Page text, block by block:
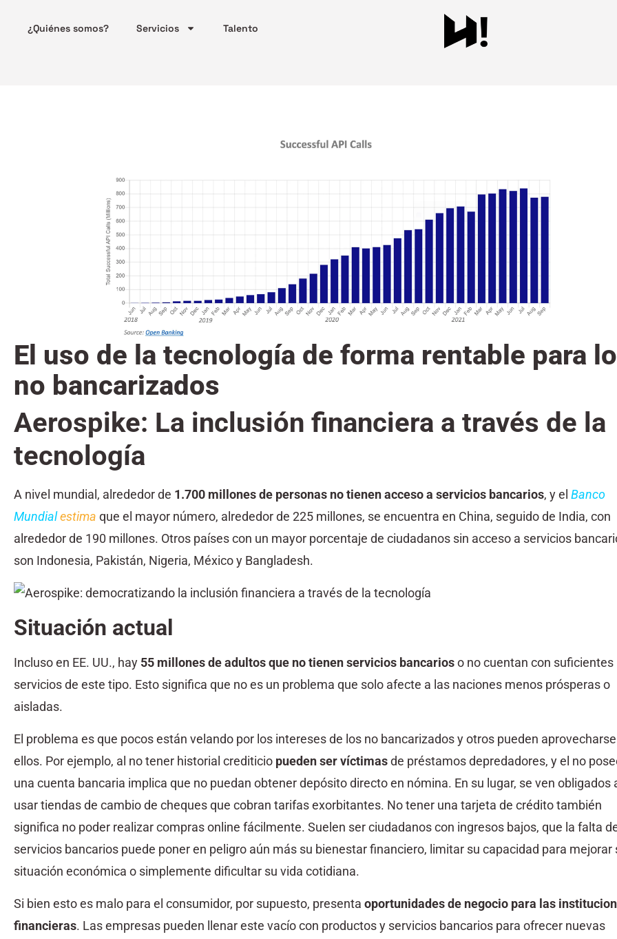
¿Quiénes somos? Servicios Talento
El uso de la tecnología de forma rentable para
no bancarizados
Aerospike: La inclusión financiera a través de la
tecnología
A nivel mundial, alrededor de 1.700 millones de personas no tienen acceso a servicios bancarios, y el Banco
Mundialestima que el mayor número, alrededor de 225 millones, se encuentra en China, seguido de India, con
alrededor de 190 millones. Otros países con un mayor porcentaje de ciudadanos sin acceso a servicios
son Indonesia, Pakistán, Nigeria, México y Bangladesh.
Situación actual
Incluso en EE. UU., hay 55 millones de adultos que no tienen servicios bancarioso no cuentan con suficientes
servicios de este tipo. Esto significa que no es un problema que solo afecte a las naciones menos prósperas o
aisladas.
El problema es que pocos están velando por los intereses de los no bancarizados y otros pueden
ellos. Por ejemplo, al no tener historial crediticio pueden ser víctimasde préstamos depredadores, y el no
una cuenta bancaria implica que no puedan obtener depósito directo en nómina. En su lugar, se ven obligados
usar tiendas de cambio de cheques que cobran tarifas exorbitantes. No tener una tarjeta de crédito también
significa no poder realizar compras online fácilmente. Suelen ser ciudadanos con ingresos bajos, que la falta
servicios bancarios puede poner en peligro aún más su bienestar financiero, limitar su capacidad para mejorar
situación económica o simplemente dificultar su vida cotidiana.
Si bien esto es malo para el consumidor, por supuesto, presenta oportunidades de negocio para las
financieras. Las empresas pueden llenar este vacío con productos y servicios bancarios para ofrecer nuevas